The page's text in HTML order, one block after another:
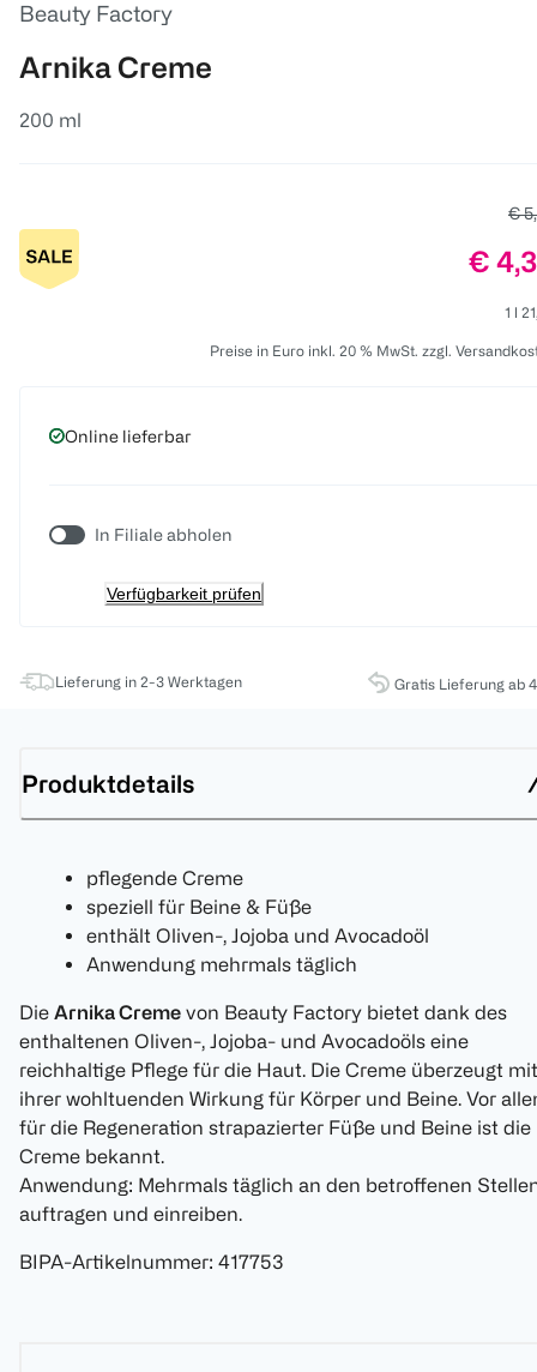
Beauty Factory
Arnika Creme
200 ml
€
€
1 l
Preise in Euro inkl. 20 % MwSt. zzgl.
Online lieferbar
In Filiale abholen
Verfügbarkeit prüfen
Lieferung in 2-3 Werktagen Gratis Lieferung ab
Produktdetails
pflegende Creme
speziell für Beine & Füße
enthält Oliven-, Jojoba und Avocadoöl
Anwendung mehrmals täglich
Die Arnika Creme von Beauty Factory bietet dank des
enthaltenen Oliven-, Jojoba- und Avocadoöls eine
reichhaltige Pflege für die Haut. Die Creme überzeugt mit
ihrer wohltuenden Wirkung für Körper und Beine. Vor
für die Regeneration strapazierter Füße und Beine ist die
Creme bekannt.
Anwendung: Mehrmals täglich an den betroffenen
auftragen und einreiben.
BIPA-Artikelnummer: 417753